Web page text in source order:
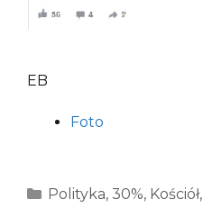
EB
Foto
Kategorie
Polityka, 30%, Kościół,